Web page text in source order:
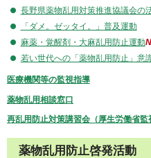
長野県薬物乱用対策推進協議会の
「ダメ。ゼッタイ。」普及運動
麻薬・覚醒剤・大麻乱用防止運動
若い世代への「薬物乱用防止」意
医療機関等の監視指導
薬物乱用相談窓口
再乱用防止対策講習会（厚生労働省監
薬物乱用防止啓発活動